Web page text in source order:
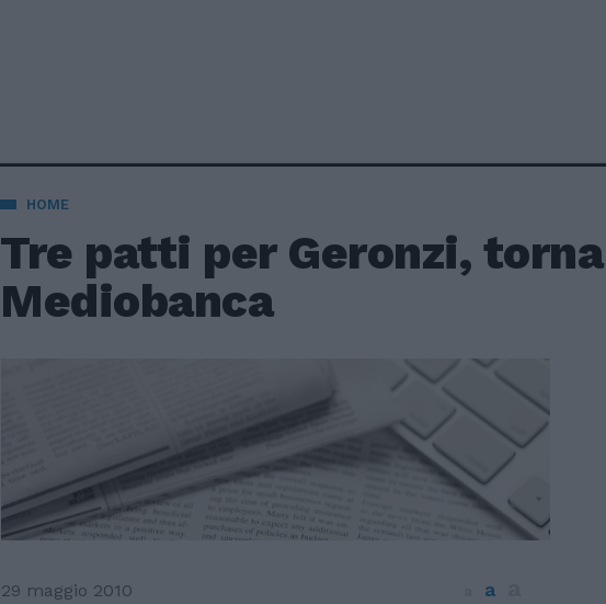
HOME
Tre patti per Geronzi,
Mediobanca
29 maggio 2010 a